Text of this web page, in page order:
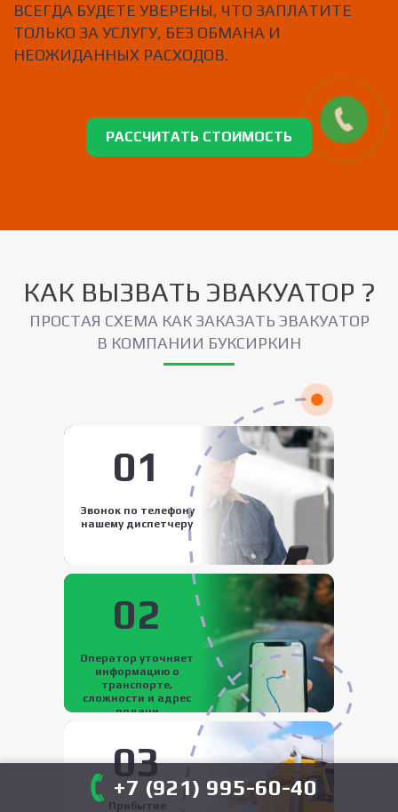
ВСЕГДА БУДЕТЕ УВЕРЕНЫ, ЧТО ЗАПЛАТИТЕ
ТОЛЬКО ЗА УСЛУГУ, БЕЗ ОБМАНА И
НЕОЖИДАННЫХ РАСХОДОВ.
РАССЧИТАТЬ СТОИМОСТЬ
КАК ВЫЗВАТЬ ЭВАКУАТОР ?
ПРОСТАЯ СХЕМА КАК ЗАКАЗАТЬ ЭВАКУАТОР
В КОМПАНИИ БУКСИРКИН
01
Звонок по телефону
нашему диспетчеру
02
Оператор уточняет
информацию о
транспорте,
сложности и адрес
подачи
03
Прибытие
+7 (921) 995-60-40